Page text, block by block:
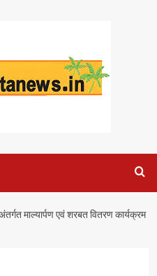
माल्यार्पण एवं शरबत वितरण कार्यक्रम